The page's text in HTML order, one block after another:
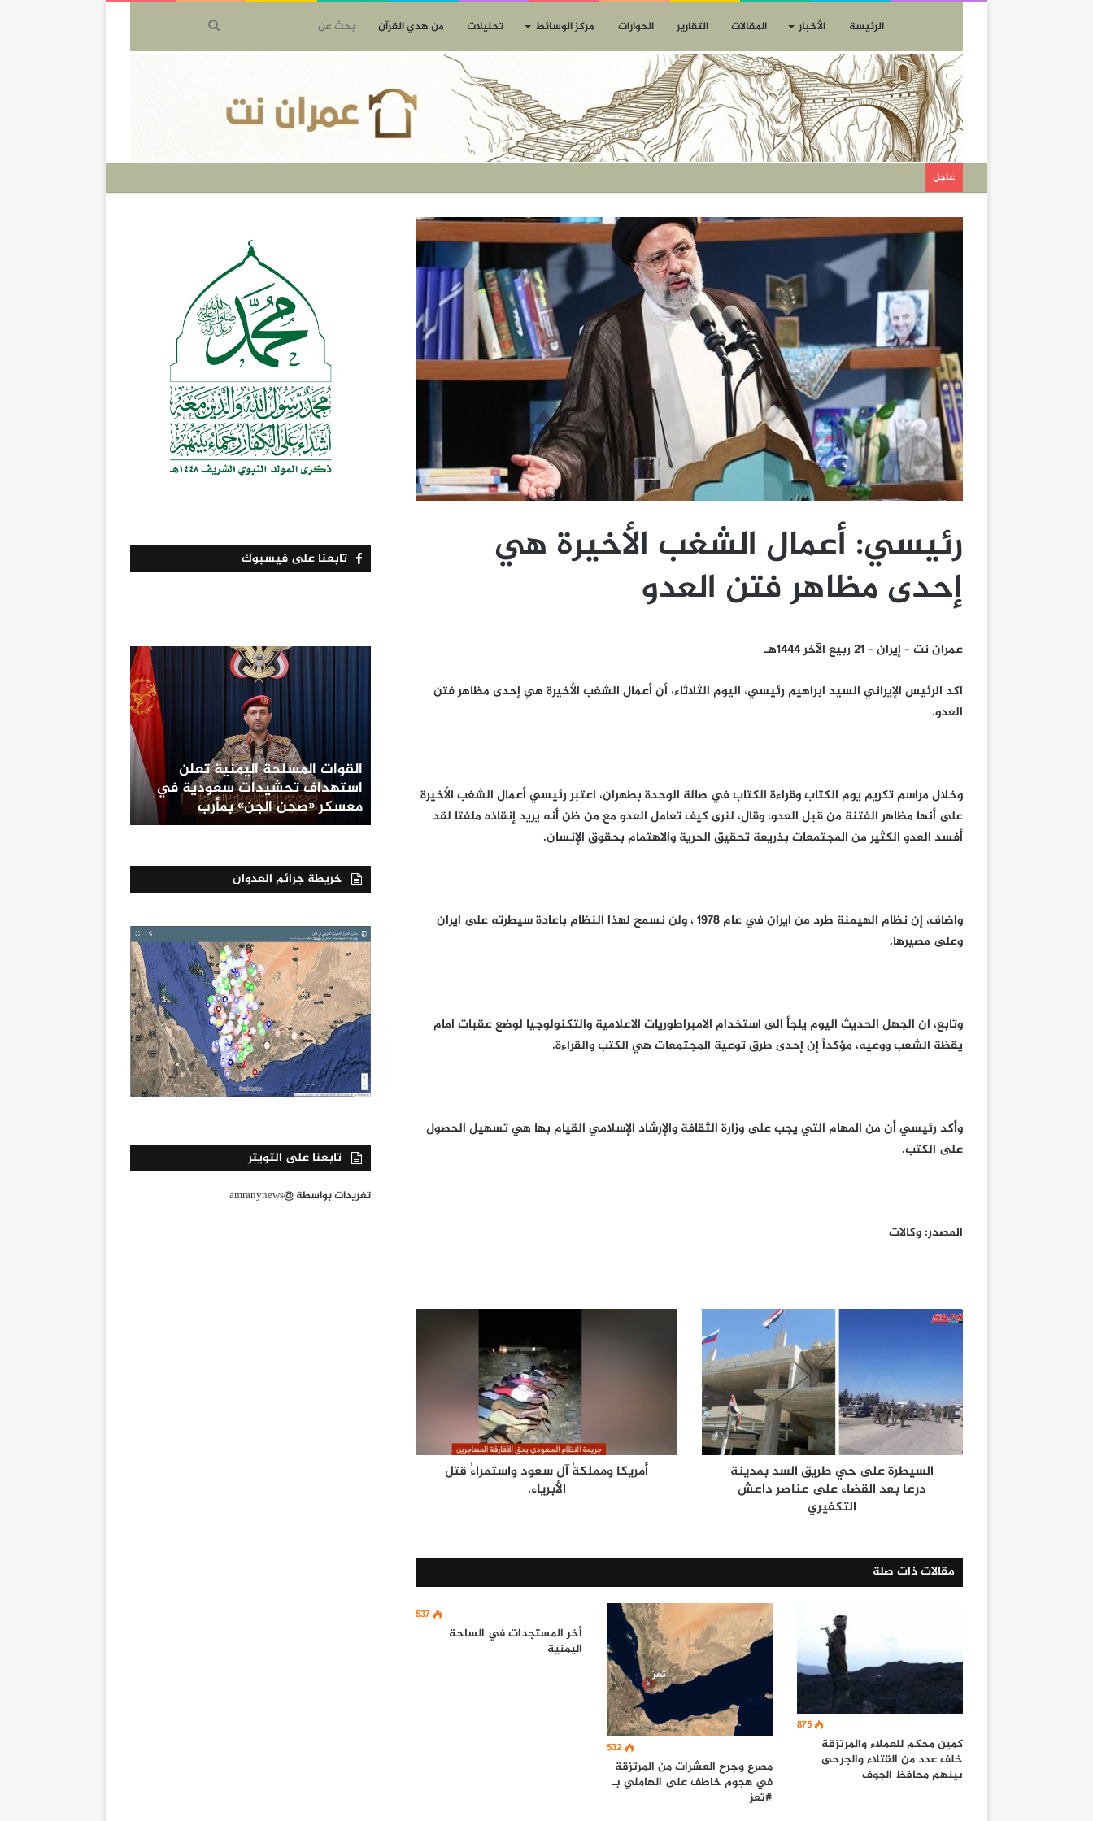
الرئيسة الأخبار المقالات التقارير الحوارات مركز الوسائط تحليلات من هدي القرآن
عاجل
رئيسي: أعمال الشغب الأخيرة هي
إحدى مظاهر فتن العدو
عمران نت – إيران – 21 ربيع الآخر 1444هـ
اكد الرئيس الإيراني السيد ابراهيم رئيسي، اليوم الثلاثاء، أن أعمال الشغب الأخيرة هي إحدى مظاهر فتن
العدو.
وخلال مراسم تكريم يوم الكتاب وقراءة الكتاب في صالة الوحدة بطهران، اعتبر رئيسي أعمال الشغب الأخيرة
على أنها مظاهر الفتنة من قبل العدو، وقال، لنرى كيف تعامل العدو مع من ظن أنه يريد إنقاذه ملفتا لقد
أفسد العدو الكثير من المجتمعات بذريعة تحقيق الحرية والاهتمام بحقوق الإنسان.
واضاف، إن نظام الهيمنة طرد من ايران في عام 1978 ، ولن نسمح لهذا النظام باعادة سيطرته على ايران
وعلى مصيرها.
وتابع، ان الجهل الحديث اليوم يلجأ الى استخدام الامبراطوريات الاعلامية والتكنولوجيا لوضع عقبات امام
يقظة الشعب ووعيه، مؤكداً إن إحدى طرق توعية المجتمعات هي الكتب والقراءة.
وأكد رئيسي أن من المهام التي يجب على وزارة الثقافة والإرشاد الإسلامي القيام بها هي تسهيل الحصول
على الكتب.
المصدر: وكالات
السيطرة على حي طريق السد بمدينة
درعا بعد القضاء على عناصر داعش
التكفيري
أمريكا ومملكةُ آل سعود واستمراءُ قتل
الأبرياء.
مقالات ذات صلة
875
كمين محكم للعملاء والمرتزقة
خلف عدد من القتلاء والجرحى
بينهم محافظ الجوف
532
مصرع وجرح العشرات من المرتزقة
في هجوم خاطف على الهاملي بـ
#تعز
537
أخر المستجدات في الساحة
اليمنية
تابعنا على فيسبوك
القوات المسلحة اليمنية تعلن
استهداف تحشيدات سعودية في
معسكر «صحن الجن» بمأرب
خريطة جرائم العدوان
تابعنا على التويتر
تغريدات بواسطة @amranynews